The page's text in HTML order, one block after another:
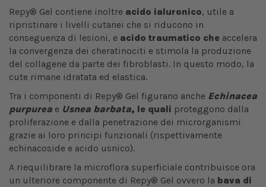
Repy® Gel contiene inoltre acido ialuronico, utile a
ripristinare i livelli cutanei che si riducono in
conseguenza di lesioni, e acido traumatico che accelera
la convergenza dei cheratinociti e stimola la produzione
del collagene da parte dei fibroblasti. In questo modo, la
cute rimane idratata ed elastica.
Tra i componenti di Repy® Gel figurano anche Echinacea
purpurea e Usnea barbata, le quali proteggono dalla
proliferazione e dalla penetrazione dei microrganismi
grazie ai loro principi funzionali (rispettivamente
echinacoside e acido usnico).
A riequilibrare la microflora superficiale contribuisce ora
un ulteriore componente di Repy® Gel ovvero la bava di